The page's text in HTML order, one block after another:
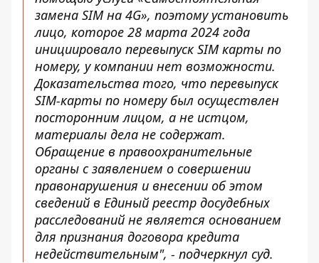
замена SIM на 4G», поэтому установить
лицо, которое 28 марта 2024 года
инициировало перевыпуск SIM карты по
номеру, у компании нет возможности.
Доказательства того, что перевыпуск
SIM-карты по номеру был осуществлен
посторонним лицом, а не истцом,
материалы дела не содержат.
Обращение в правоохранительные
органы с заявлением о совершении
правонарушения и внесении об этом
сведений в Единый реестр досудебных
расследований не является основанием
для признания договора кредита
недействительным", - подчеркнул суд.